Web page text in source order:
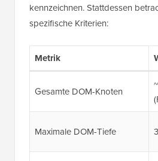
kennzeichnen. Stattdessen
spezifische Kriterien:
Metrik
Gesamte DOM-Knoten
Maximale DOM-Tiefe